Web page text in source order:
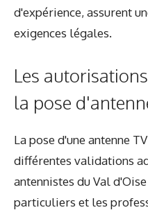
d'expérience, assurent
exigences légales.
Les
la pose
La pose d'une antenne
différentes validations
antennistes du Val
particuliers et les